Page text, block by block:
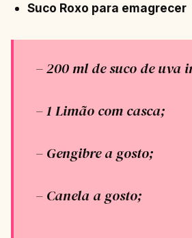
Suco Roxo para emagrecer
– 200 ml de suco de uva
– 1 Limão com casca;
– Gengibre a gosto;
– Canela a gosto;